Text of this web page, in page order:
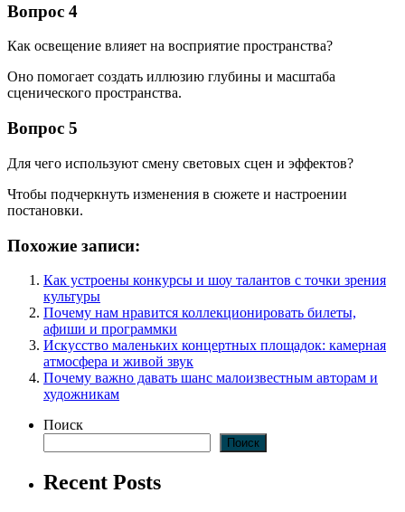
Вопрос 4
Как освещение влияет на восприятие пространства?
Оно помогает создать иллюзию глубины и масштаба
сценического пространства.
Вопрос 5
Для чего используют смену световых сцен и эффектов?
Чтобы подчеркнуть изменения в сюжете и настроении
постановки.
Похожие записи:
Как устроены конкурсы и шоу талантов с точки зрения
культуры
Почему нам нравится коллекционировать билеты,
афиши и программки
Искусство маленьких концертных площадок: камерная
атмосфера и живой звук
Почему важно давать шанс малоизвестным авторам и
художникам
Поиск
Поиск
Recent Posts